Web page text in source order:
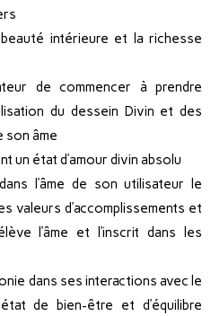
beauté intérieure et la richesse
de commencer à prendre
du dessein Divin et des
âme
un état d’amour divin absolu
l’âme de son utilisateur le
valeurs d’accomplissements et
l’âme et l’inscrit dans les
dans ses interactions avec le
de bien-être et d’équilibre